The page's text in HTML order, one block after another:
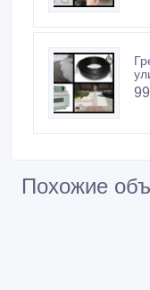
Похожие